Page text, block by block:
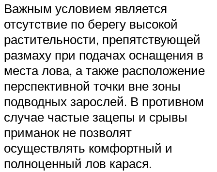
Важным условием является
отсутствие по берегу высокой
растительности, препятствующей
размаху при подачах оснащения в
места лова, а также расположение
перспективной точки вне зоны
подводных зарослей. В противном
случае частые зацепы и срывы
приманок не позволят
осуществлять комфортный и
полноценный лов карася.